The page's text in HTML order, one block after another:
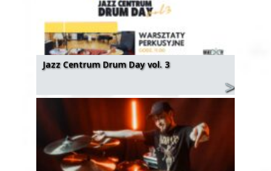
Jazz Centrum Drum Day vol. 3